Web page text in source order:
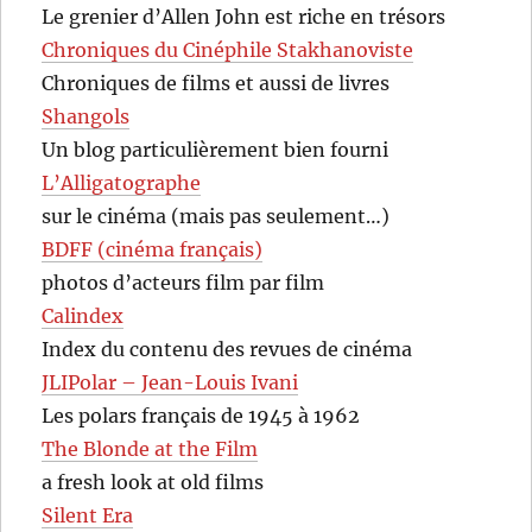
Le grenier d’Allen John est riche en trésors
Chroniques du Cinéphile Stakhanoviste
Chroniques de films et aussi de livres
Shangols
Un blog particulièrement bien fourni
L’Alligatographe
sur le cinéma (mais pas seulement…)
BDFF (cinéma français)
photos d’acteurs film par film
Calindex
Index du contenu des revues de cinéma
JLIPolar – Jean-Louis Ivani
Les polars français de 1945 à 1962
The Blonde at the Film
a fresh look at old films
Silent Era